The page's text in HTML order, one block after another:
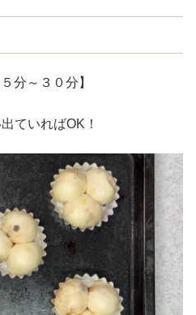
分～３０分】
ていればOK！